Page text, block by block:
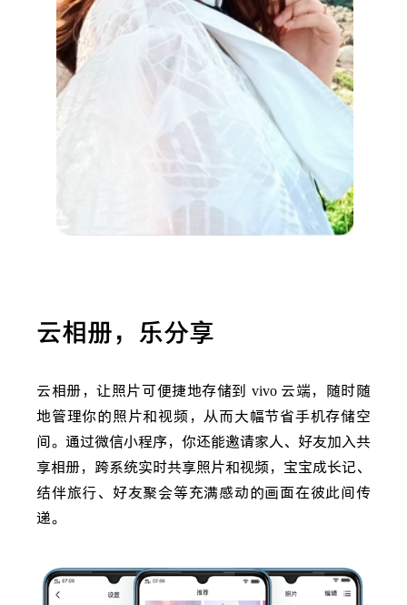
云相册，乐分享
云相册，让照片可便捷地存储到 vivo 云端，随时随
地管理你的照片和视频，从而大幅节省手机存储空
间。通过微信小程序，你还能邀请家人、好友加入共
享相册，跨系统实时共享照片和视频，宝宝成长记、
结伴旅行、好友聚会等充满感动的画面在彼此间传
递。